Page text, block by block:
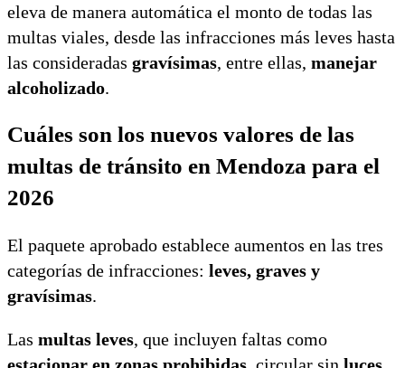
eleva de manera automática el monto de todas las
multas viales, desde las infracciones más leves hasta
las consideradas gravísimas, entre ellas, manejar
alcoholizado.
Cuáles son los nuevos valores de las
multas de tránsito en Mendoza para el
2026
El paquete aprobado establece aumentos en las tres
categorías de infracciones: leves, graves y
gravísimas.
Las multas leves, que incluyen faltas como